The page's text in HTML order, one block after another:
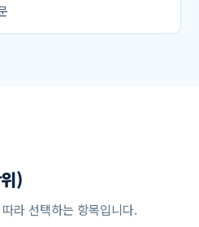
)
라 선택하는 항목입니다.